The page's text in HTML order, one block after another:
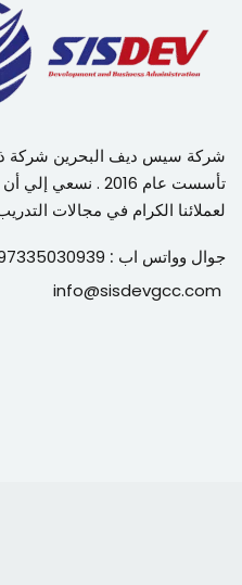
شركة سيس ديف البحرين شركة
تأسست عام 2016 .
لعملائنا الكرام في مجالات
جوال وواتس اب :
info@sisdevgcc.com